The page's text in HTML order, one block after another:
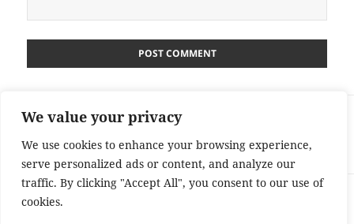
We value your privacy
We use cookies to enhance your browsing experience,
serve personalized ads or content, and analyze our
traffic. By clicking "Accept All", you consent to our use of
cookies.
navigation
PREVIOUS
post:
„Hazudozós apuka” – így rombolja az
anya a gyermek kapcsolatát az apával
NEXT
Next
Next Post